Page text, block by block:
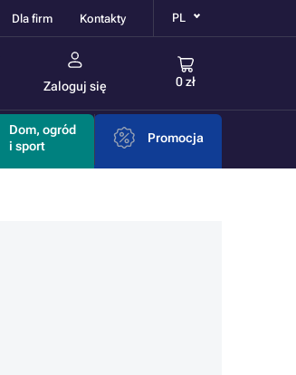
Dla firm Kontakty PL
Zaloguj się 0 zł
Dom, ogród
i sport
Promocja